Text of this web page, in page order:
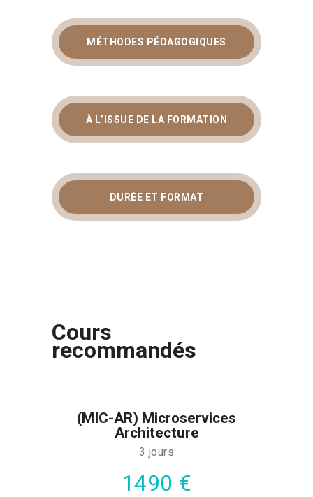
MÉTHODES PÉDAGOGIQUES
À L’ISSUE DE LA FORMATION
DURÉE ET FORMAT
Cours
recommandés
(MIC-AR) Microservices
Architecture
3 jours
1490 €